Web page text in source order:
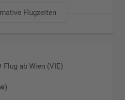
Flugzeiten
Flug ab Wien (VIE)